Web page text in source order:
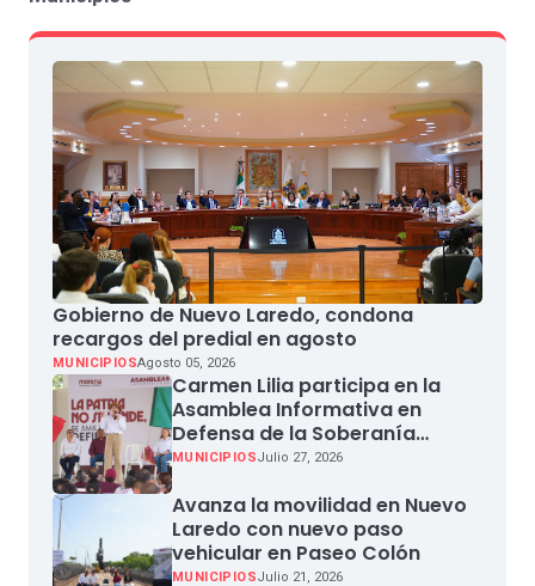
Gobierno de Nuevo Laredo, condona
recargos del predial en agosto
MUNICIPIOSAgosto 05, 2026
Carmen Lilia participa en la
Asamblea Informativa en
Defensa de la Soberanía
Nacional en Miguel Aleman
MUNICIPIOSJulio 27, 2026
Avanza la movilidad en Nuevo
Laredo con nuevo paso
vehicular en Paseo Colón
MUNICIPIOSJulio 21, 2026